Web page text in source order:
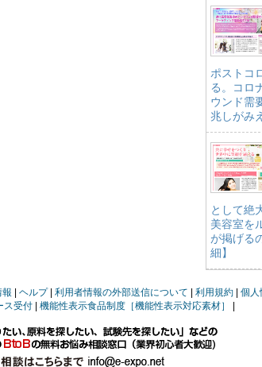
ポストコ
る。コロ
ウンド需
兆しがみ
として絶
美容室を
が掲げる
細】
報 ヘルプ 利用者情報の外部送信について 利用規約 個人
ス受付
機能性表示食品制度［機能性表示対応素材］